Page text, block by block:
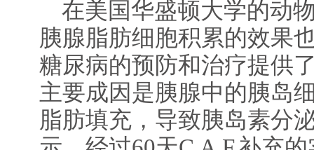
在美国华盛顿大学的动
胰腺脂肪细胞积累的效果
糖尿病的预防和治疗提供
主要成因是胰腺中的胰岛
脂肪填充，导致胰岛素分